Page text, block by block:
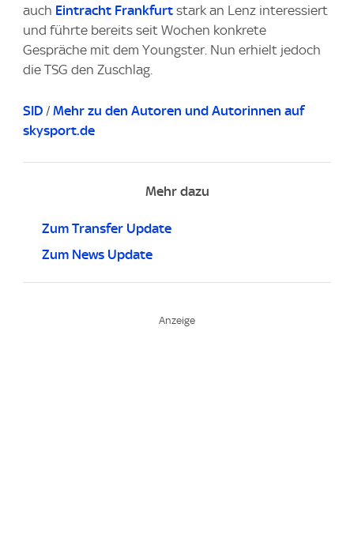
auch Eintracht Frankfurt stark an Lenz interessiert
und führte bereits seit Wochen konkrete
Gespräche mit dem Youngster. Nun erhielt jedoch
die TSG den Zuschlag.
SID / Mehr zu den Autoren und Autorinnen auf
skysport.de
Mehr dazu
Zum Transfer Update
Zum News Update